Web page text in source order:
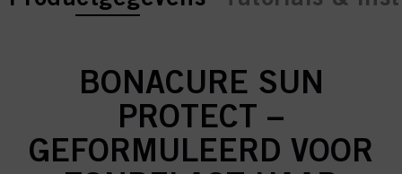
BONACURE SUN
PROTECT –
GEFORMULEERD VOOR